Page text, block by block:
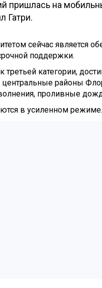
пришлась на
Гатри.
сейчас является
поддержки.
категории,
центральные районы
проливные
в усиленном режиме.